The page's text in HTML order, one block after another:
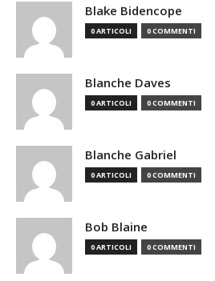
Blake Bidencope
0 ARTICOLI 0 COMMENTI
Blanche Daves
0 ARTICOLI 0 COMMENTI
Blanche Gabriel
0 ARTICOLI 0 COMMENTI
Bob Blaine
0 ARTICOLI 0 COMMENTI